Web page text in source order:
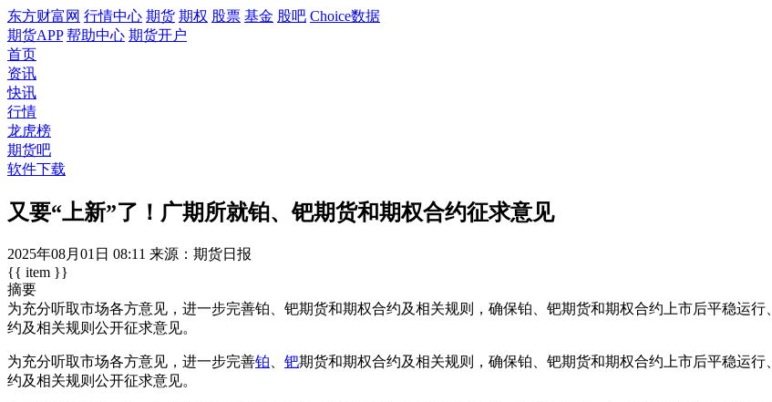
东方财富网 行情中心 期货 期权 股票 基金 股吧 Choice数据
期货APP 帮助中心 期货开户
首页
资讯
快讯
行情
龙虎榜
期货吧
软件下载
又要“上新”了！广期所就铂、钯期货和期权合约征求意见
2025年08月01日 08:11 来源：期货日报
{{ item }}
摘要
为充分听取市场各方意见，进一步完善铂、钯期货和期权合约及相关规则，确保铂、钯期货和期权合约上市后平稳运
约及相关规则公开征求意见。
为充分听取市场各方意见，进一步完善铂 钯期货和期权合约及相关规则，确保铂、钯期货和期权合约上市后平稳运
约及相关规则公开征求意见。